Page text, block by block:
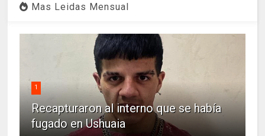
Mas Leidas Mensual
1
Recapturaron al interno que se había
fugado en Ushuaia